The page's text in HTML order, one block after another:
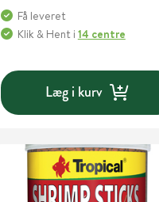
Få leveret
Klik & Hent i 14 centre
Læg i kurv